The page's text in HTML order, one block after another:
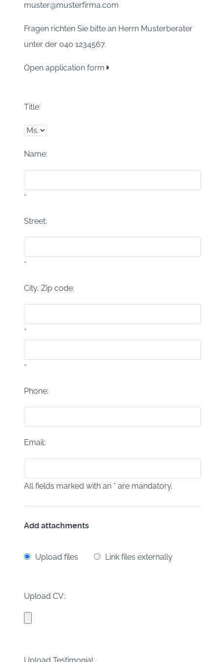
muster@musterfirma.com
Fragen richten Sie bitte an Herrn Musterberater
unter der 040 1234567.
Open application form
Title:
Name:
*
Street:
*
City, Zip code:
*
*
Phone:
Email:
All fields marked with an * are mandatory.
Add attachments
Upload files Link files externally
Upload CV:
Upload Testimonial: